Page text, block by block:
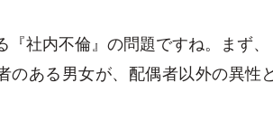
『社内不倫』の問題ですね。まず
のある男女が、配偶者以外の異性